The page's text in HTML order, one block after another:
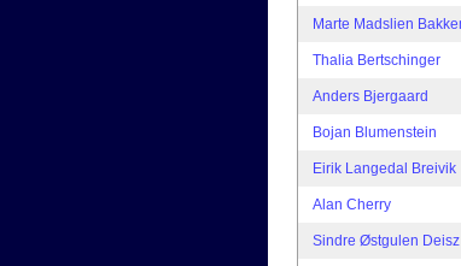
Marte Madslien
Thalia Bertschinger
Anders Bjergaard
Bojan Blumenstein
Eirik Langedal Breivik
Alan Cherry
Sindre Østgulen Deisz